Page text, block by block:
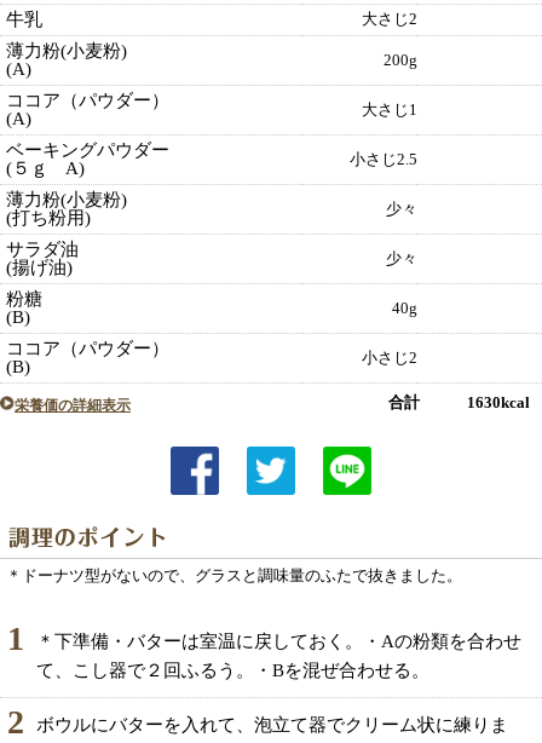
牛乳 大さじ2
薄力粉(小麦粉)
(A)
200g
ココア（パウダー）
(A)
大さじ1
ベーキングパウダー
(５ｇ A)
小さじ2.5
薄力粉(小麦粉)
(打ち粉用)
少々
サラダ油
(揚げ油)
少々
粉糖
(B)
40g
ココア（パウダー）
(B)
小さじ2
栄養価の詳細表示 合計 1630kcal
＊ドーナツ型がないので、グラスと調味量のふたで抜きました。
1
＊下準備・バターは室温に戻しておく。・Aの粉類を合わせ
て、こし器で２回ふるう。・Bを混ぜ合わせる。
2
ボウルにバターを入れて、泡立て器でクリーム状に練りま